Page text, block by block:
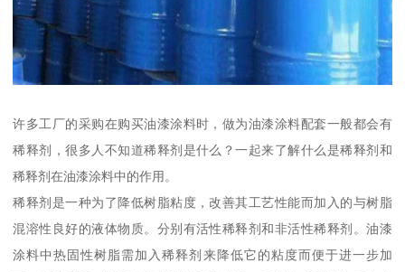
许多工厂的采购在购买油漆涂料时，做为油漆涂料配套一般都会有
稀释剂，很多人不知道稀释剂是什么？一起来了解什么是稀释剂和
稀释剂在油漆涂料中的作用。
稀释剂是一种为了降低树脂粘度，改善其工艺性能而加入的与树脂
混溶性良好的液体物质。分别有活性稀释剂和非活性稀释剂。油漆
涂料中热固性树脂需加入稀释剂来降低它的粘度而便于进一步加